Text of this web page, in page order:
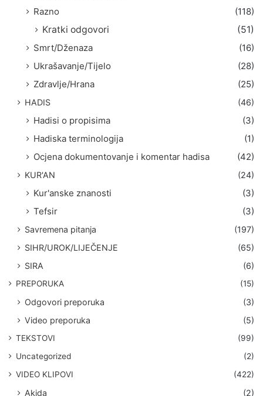
Razno
(118)
Kratki odgovori
(51)
Smrt/Dženaza
(16)
Ukrašavanje/Tijelo
(28)
Zdravlje/Hrana
(25)
HADIS (46)
Hadisi o propisima
(3)
Hadiska terminologija
(1)
Ocjena dokumentovanje i komentar hadisa
(42)
KUR'AN (24)
Kur'anske znanosti
(3)
Tefsir
(3)
Savremena pitanja
(197)
SIHR/UROK/LIJEČENJE
(65)
SIRA
(6)
PREPORUKA (15)
Odgovori preporuka
(3)
Video preporuka
(5)
TEKSTOVI
(99)
Uncategorized
(2)
VIDEO KLIPOVI
(422)
Akida
(2)